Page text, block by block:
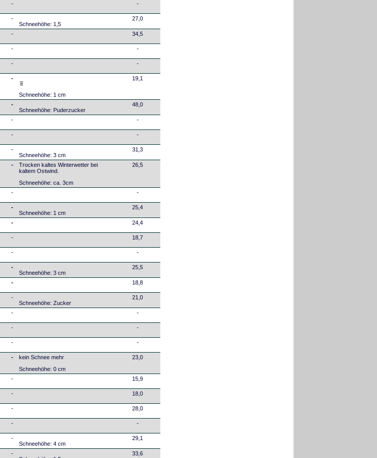
- -
-
Schneehöhe: 1,5
27,0
- 34,5
- -
- -
-
Schneehöhe: 1 cm
19,1
-
Schneehöhe: Puderzucker
48,0
- -
- -
-
Schneehöhe: 3 cm
31,3
-
Trocken kaltes Winterwetter bei
kaltem Ostwind.
Schneehöhe: ca. 3cm
26,5
- -
-
Schneehöhe: 1 cm
25,4
- 24,4
- 18,7
- -
-
Schneehöhe: 3 cm
25,5
- 18,8
-
Schneehöhe: Zucker
21,0
- -
- -
- -
-
kein Schnee mehr
Schneehöhe: 0 cm
23,0
- 15,9
- 18,0
- 28,0
- -
-
Schneehöhe: 4 cm
29,1
-
33,6